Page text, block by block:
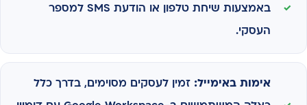
באמצעות שיחת טלפון או הודעת SMS למספר
העסקי.
אימות באימייל: זמין לעסקים מסוימים, בדרך כלל